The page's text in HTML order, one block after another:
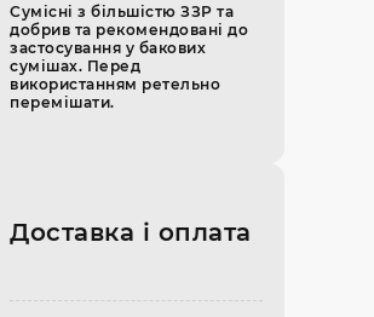
Сумісні з більшістю ЗЗР та
добрив та рекомендовані до
застосування у бакових
сумішах. Перед
використанням ретельно
перемішати.
Доставка і оплата